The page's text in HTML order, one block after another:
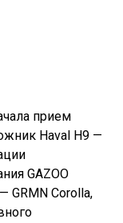
прием
Haval H9 —
GAZOO
GRMN Corolla,